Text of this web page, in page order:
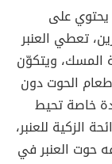
يحتوي على
تعطي العنبر
المسك، ويتكوّن
الحوت دون
خاصة تحيط
الزكية للعنبر،
حوت العنبر في